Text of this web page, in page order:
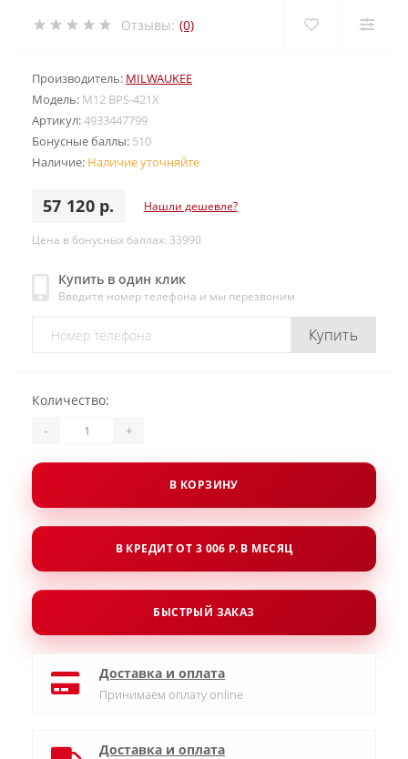
Отзывы: (0)
Производитель: MILWAUKEE
Модель: M12 BPS-421X
Артикул:4933447799
Бонусные баллы: 510
Наличие: Наличие уточняйте
57 120 р. Нашли дешевле?
Цена в бонусных баллах: 33990
Купить в один клик
Введите номер телефона и мы перезвоним
Купить
Количество:
- +
В КОРЗИНУ
В КРЕДИТ ОТ 3 006 Р. В МЕСЯЦ
БЫСТРЫЙ ЗАКАЗ
Доставка и оплата
Принимаем оплату online
Доставка и оплата